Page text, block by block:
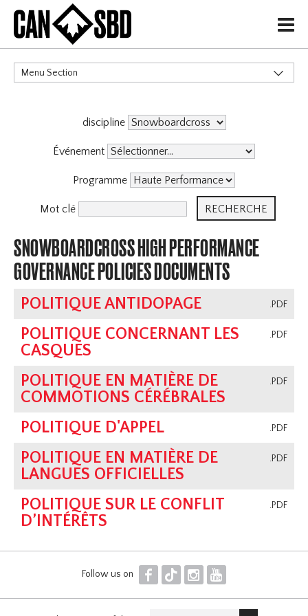
H
Menu Section
Politiques de Gouvernance
X
Services aux Membres
Événements & Compétitions
Archive
discipline
Événement
Programme
Mot clé
SNOWBOARDCROSS HIGH PERFORMANCE
GOVERNANCE POLICIES DOCUMENTS
.PDF
POLITIQUE ANTIDOPAGE
.PDF
POLITIQUE CONCERNANT LES
CASQUES
.PDF
POLITIQUE EN MATIÈRE DE
COMMOTIONS CÉRÉBRALES
.PDF
POLITIQUE D'APPEL
.PDF
POLITIQUE EN MATIÈRE DE
LANGUES OFFICIELLES
.PDF
POLITIQUE SUR LE CONFLIT
D’INTÉRÊTS
Follow us on F T I Y